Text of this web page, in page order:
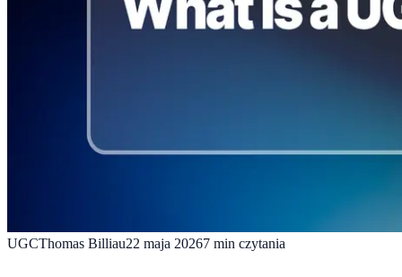
UGCThomas Billiau22 maja 20267 min czytania